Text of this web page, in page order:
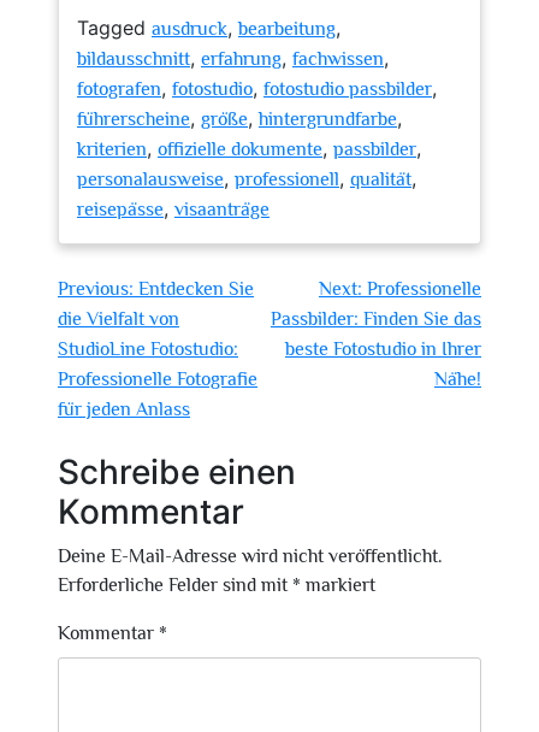
Tagged ausdruck,bearbeitung,
bildausschnitt, erfahrung, fachwissen,
fotografen, fotostudio, fotostudio passbilder,
führerscheine, größe,hintergrundfarbe,
kriterien, offizielle dokumente, passbilder,
personalausweise, professionell, qualität,
reisepässe, visaanträge
Beitragsnavigation
Previous: Entdecken Sie
die Vielfalt von
StudioLine Fotostudio:
Professionelle Fotografie
für jeden Anlass
Next: Professionelle
Passbilder: Finden Sie das
beste Fotostudio in Ihrer
Nähe!
Schreibe einen
Kommentar
Deine E-Mail-Adresse wird nicht veröffentlicht.
Erforderliche Felder sind mit * markiert
Kommentar *